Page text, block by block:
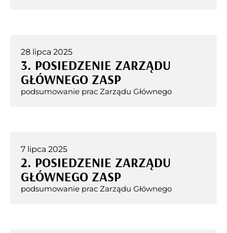
28 lipca 2025
3. POSIEDZENIE ZARZĄDU
GŁÓWNEGO ZASP
podsumowanie prac Zarządu Głównego
7 lipca 2025
2. POSIEDZENIE ZARZĄDU
GŁÓWNEGO ZASP
podsumowanie prac Zarządu Głównego